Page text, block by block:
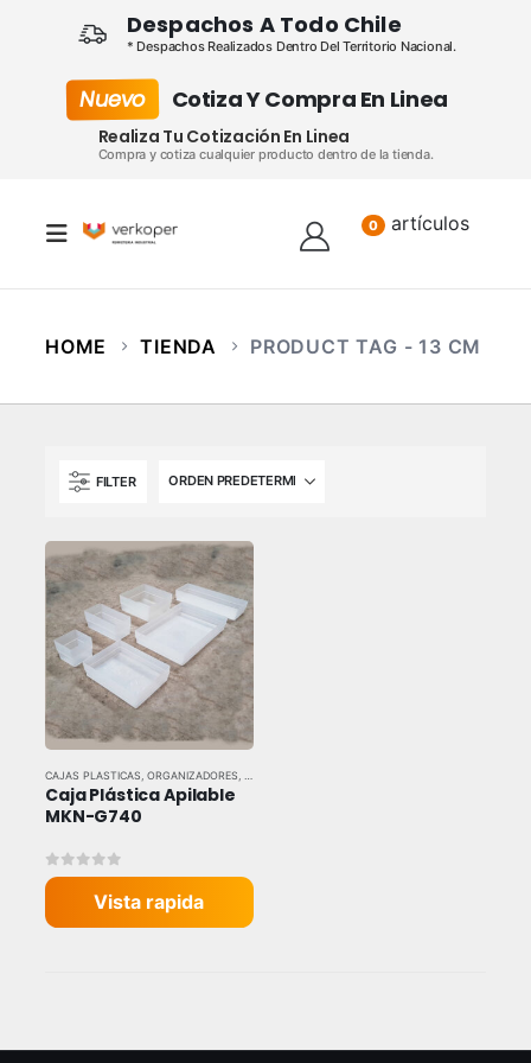
Despachos A Todo Chile
* Despachos Realizados Dentro Del Territorio Nacional.
Nuevo Cotiza Y Compra En Linea
Realiza Tu Cotización En Linea
Compra y cotiza cualquier producto dentro de la tienda.
0 artículos
HOME TIENDA PRODUCT TAG - 13 CM
FILTER
CAJAS PLASTICAS ORGANIZADORES
Caja Plástica Apilable
MKN-G740
0out of 5
Vista rapida